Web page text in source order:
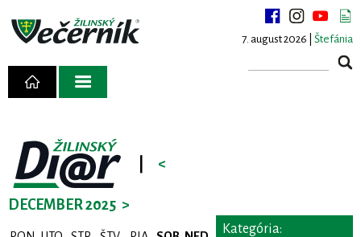
7. august 2026 | Štefánia
<
DECEMBER 2025 >
Kategória: